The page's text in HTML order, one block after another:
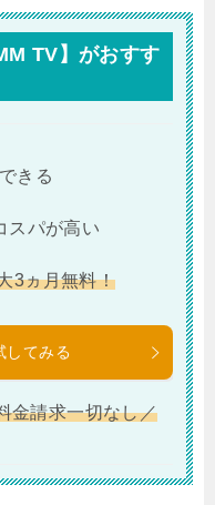
TV】がおすす
きる
スパが高い
3ヵ月無料！
してみる
金請求一切なし／